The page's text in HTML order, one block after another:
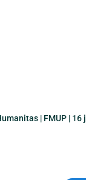
| FMUP | 16